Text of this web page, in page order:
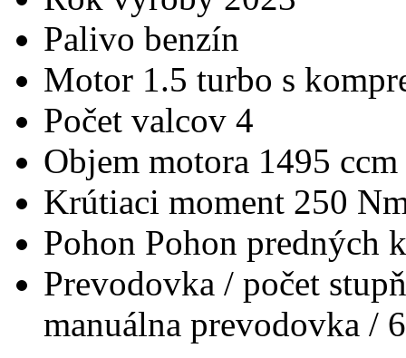
Palivo benzín
Motor 1.5 turbo s
Počet valcov 4
Objem motora 1495 ccm
Krútiaci moment 250
Pohon Pohon predných
Prevodovka / počet
manuálna prevodovka / 6